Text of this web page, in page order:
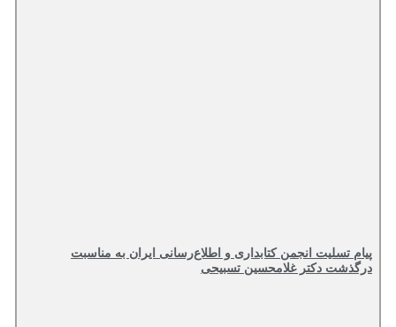
پیام تسلیت انجمن کتابداری و اطلاع‌رسانی ایران به مناسبت
درگذشت دکتر غلامحسین تسبیحی